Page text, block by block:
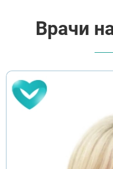
Врачи